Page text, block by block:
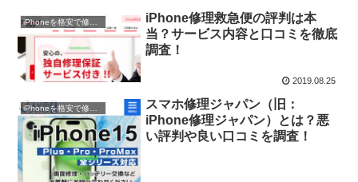
iPhoneを格安で修理する
iPhone修理救急便の評判は本
当？サービス内容と口コミを徹底
調査！
2019.08.25
スマホ修理ジャパン（旧：
iPhone修理ジャパン）とは？悪
い評判や良い口コミを調査！